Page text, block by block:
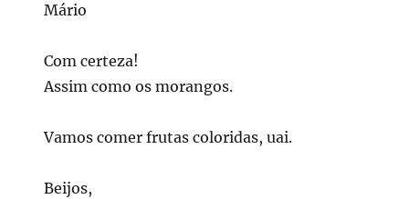
Mário
Com certeza!
Assim como os morangos.
Vamos comer frutas coloridas, uai.
Beijos,